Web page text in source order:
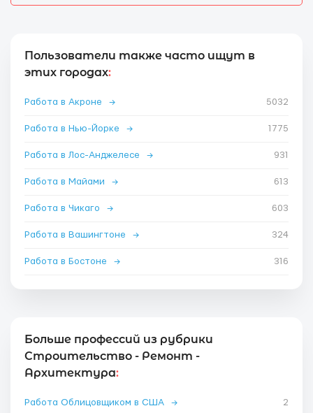
Пользователи также часто ищут в
этих городах:
Работа в Акроне → 5032
Работа в Нью-Йорке → 1775
Работа в Лос-Анджелесе → 931
Работа в Майами → 613
Работа в Чикаго → 603
Работа в Вашингтоне → 324
Работа в Бостоне → 316
Больше профессий из рубрики
Строительство - Ремонт -
Архитектура:
Работа Облицовщиком в США → 2